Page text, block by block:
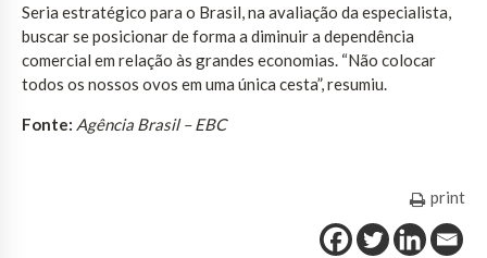
Seria estratégico para o Brasil, na avaliação da especialista,
buscar se posicionar de forma a diminuir a dependência
comercial em relação às grandes economias. “Não colocar
todos os nossos ovos em uma única cesta”, resumiu.
Fonte: Agência Brasil – EBC
print